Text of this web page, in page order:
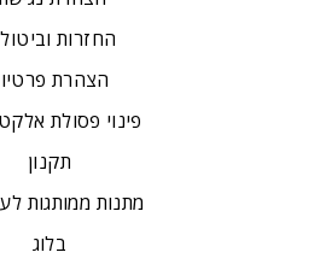
החזרות
הצהרת
פינוי פסולת
תקנון
מתנות ממותגות
בלוג